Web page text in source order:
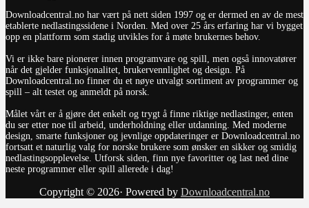
Downloadcentral.no har vært på nett siden 1997 og er dermed en av de mest
etablerte nedlastingssidene i Norden. Med over 25 års erfaring har vi bygget
opp en plattform som stadig utvikles for å møte brukernes behov.
Vi er ikke bare pionerer innen programvare og spill, men også innovatører
når det gjelder funksjonalitet, brukervennlighet og design. På
Downloadcentral.no finner du et nøye utvalgt sortiment av programmer og
spill – alt testet og anmeldt på norsk.
Målet vårt er å gjøre det enkelt og trygt å finne riktige nedlastinger, enten
du ser etter noe til arbeid, underholdning eller utdanning. Med moderne
design, smarte funksjoner og jevnlige oppdateringer er Downloadcentral.no
fortsatt et naturlig valg for norske brukere som ønsker en sikker og smidig
nedlastingsopplevelse. Utforsk siden, finn nye favoritter og last ned dine
neste programmer eller spill allerede i dag!
Copyright © 2026· Powered by Downloadcentral.no